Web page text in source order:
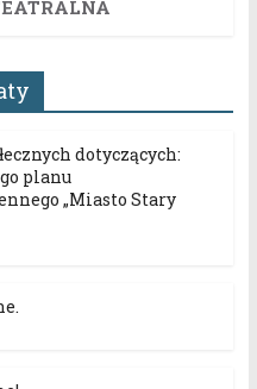
dotyczących:
planu
„Miasto Stary